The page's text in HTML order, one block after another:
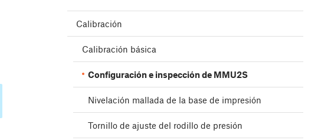
Calibración
Calibración básica
Configuración e inspección de MMU2S
Nivelación mallada de la base de impresión
Tornillo de ajuste del rodillo de presión